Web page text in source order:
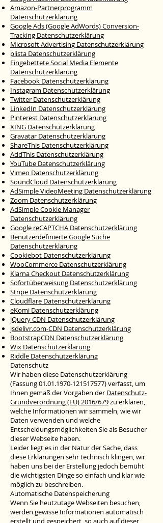
Amazon-Partnerprogramm
Datenschutzerklärung
Google Ads (Google AdWords) Conversion-
Tracking Datenschutzerklärung
Microsoft Advertising Datenschutzerklärung
plista Datenschutzerklärung
Eingebettete Social Media Elemente
Datenschutzerklärung
Facebook Datenschutzerklärung
Instagram Datenschutzerklärung
Twitter Datenschutzerklärung
LinkedIn Datenschutzerklärung
Pinterest Datenschutzerklärung
XING Datenschutzerklärung
Gravatar Datenschutzerklärung
ShareThis Datenschutzerklärung
AddThis Datenschutzerklärung
YouTube Datenschutzerklärung
Vimeo Datenschutzerklärung
SoundCloud Datenschutzerklärung
AdSimple VideoMeeting Datenschutzerklärung
Zoom Datenschutzerklärung
AdSimple Cookie Manager
Datenschutzerklärung
Google reCAPTCHA Datenschutzerklärung
Benutzerdefinierte Google Suche
Datenschutzerklärung
Cookiebot Datenschutzerklärung
WooCommerce Datenschutzerklärung
Klarna Checkout Datenschutzerklärung
Sofortüberweisung Datenschutzerklärung
Stripe Datenschutzerklärung
Cloudflare Datenschutzerklärung
eKomi Datenschutzerklärung
jQuery CDN Datenschutzerklärung
jsdelivr.com-CDN Datenschutzerklärung
BootstrapCDN Datenschutzerklärung
Wix Datenschutzerklärung
Riddle Datenschutzerklärung
Datenschutz
Wir haben diese Datenschutzerklärung
(Fassung01.01.1970-121517577)verfasst, um
Ihnen gemäß der Vorgaben der Datenschutz-
Grundverordnung (EU) 2016/679zu erklären,
welche Informationen wir sammeln, wie wir
Daten verwenden und welche
Entscheidungsmöglichkeiten Sie als Besucher
dieser Webseite haben.
Leider liegt es in der Natur der Sache, dass
diese Erklärungen sehr technisch klingen, wir
haben uns bei der Erstellung jedoch bemüht
die wichtigsten Dinge so einfach und klar wie
möglich zu beschreiben.
Automatische Datenspeicherung
Wenn Sie heutzutage Webseiten besuchen,
werden gewisse Informationen automatisch
erstellt und gespeichert, so auch auf dieser